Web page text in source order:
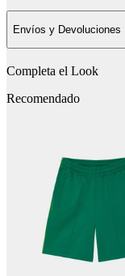
Envíos y Devoluciones
Completa el Look
Recomendado